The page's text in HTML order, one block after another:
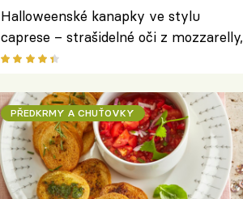
Halloweenské kanapky ve stylu
caprese – strašidelné oči z mozzarelly,
rajčat a oliv
PŘEDKRMY A CHUŤOVKY